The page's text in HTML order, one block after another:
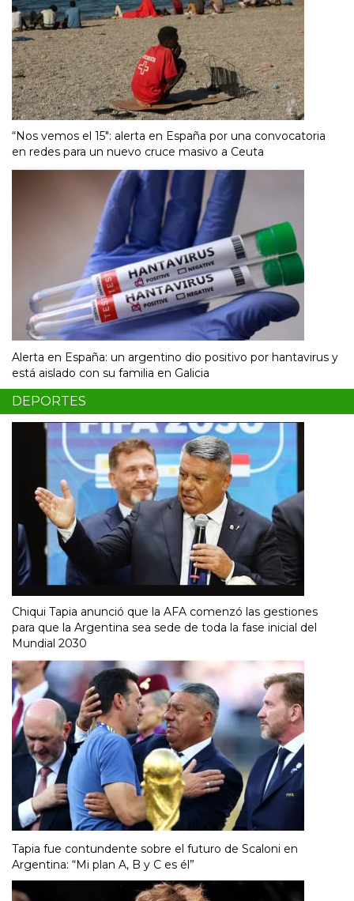
“Nos vemos el 15″: alerta en España por una convocatoria
en redes para un nuevo cruce masivo a Ceuta
Alerta en España: un argentino dio positivo por hantavirus y
está aislado con su familia en Galicia
DEPORTES
Chiqui Tapia anunció que la AFA comenzó las gestiones
para que la Argentina sea sede de toda la fase inicial del
Mundial 2030
Tapia fue contundente sobre el futuro de Scaloni en
Argentina: “Mi plan A, B y C es él”